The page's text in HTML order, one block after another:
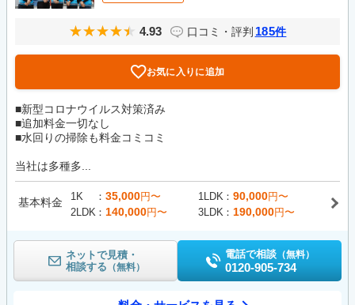
4.93 口コミ・評判 185件
お気に入りに追加
■新型コロナウイルス対策済み
■追加料金一切なし
■水回りの掃除も料金コミコミ
当社は多種多...
基本料金 1K 35,000円〜 1LDK 90,000円〜
2LDK
140,000円〜 3LDK 190,000円〜
ネットで見積・
相談する （無料）
電話で相談 （無料）
0120-905-734